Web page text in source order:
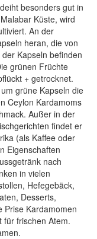
besonders gut in
Küste, wird
An der
heran, die von
Kapseln befinden
grünen Früchte
+ getrocknet.
grüne Kapseln die
Ceylon Kardamoms
Außer in der
findet er
(als Kaffee oder
Eigenschaften
nach
in vielen
Hefegebäck,
Desserts,
Prise Kardamomen
für frischen Atem.